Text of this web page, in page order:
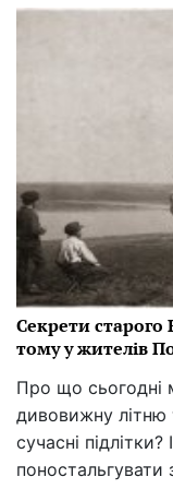
Секрети старого
тому у жителів
Про що сьогодні
дивовижну літню
сучасні